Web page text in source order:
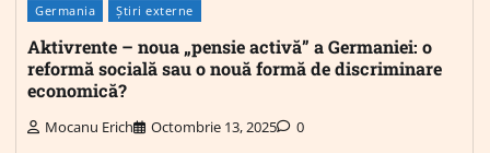
Germania Știri externe
Aktivrente – noua „pensie activă” a Germaniei: o
reformă socială sau o nouă formă de discriminare
economică?
Mocanu Erich Octombrie 13, 2025 0